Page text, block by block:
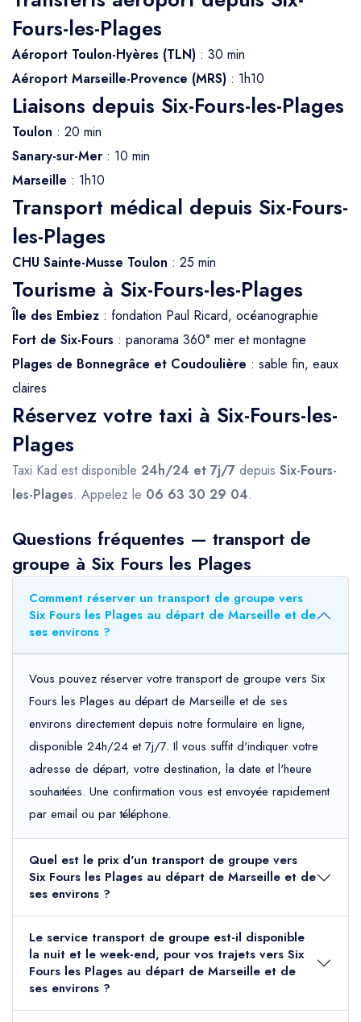
Fours-les-Plages
Aéroport Toulon-Hyères (TLN) : 30 min
Aéroport Marseille-Provence (MRS) : 1h10
Liaisons depuis Six-Fours-les-Plages
Toulon : 20 min
Sanary-sur-Mer : 10 min
Marseille : 1h10
Transport médical depuis Six-Fours-
les-Plages
CHU Sainte-Musse Toulon : 25 min
Tourisme à Six-Fours-les-Plages
Île des Embiez : fondation Paul Ricard, océanographie
Fort de Six-Fours : panorama 360° mer et montagne
Plages de Bonnegrâce et Coudoulière : sable fin, eaux
claires
Réservez votre taxi à Six-Fours-les-
Plages
Taxi Kad est disponible 24h/24 et 7j/7 depuis Six-Fours-
les-Plages. Appelez le 06 63 30 29 04.
Questions fréquentes — transport de
groupe à Six Fours les Plages
Comment réserver un transport de groupe vers
Six Fours les Plages au départ de Marseille et de
ses environs ?
Vous pouvez réserver votre transport de groupe vers Six
Fours les Plages au départ de Marseille et de ses
environs directement depuis notre formulaire en ligne,
disponible 24h/24 et 7j/7. Il vous suffit d'indiquer votre
adresse de départ, votre destination, la date et l'heure
souhaitées. Une confirmation vous est envoyée rapidement
par email ou par téléphone.
Quel est le prix d'un transport de groupe vers
Six Fours les Plages au départ de Marseille et de
ses environs ?
Le service transport de groupe est-il disponible
la nuit et le week-end, pour vos trajets vers Six
Fours les Plages au départ de Marseille et de
ses environs ?